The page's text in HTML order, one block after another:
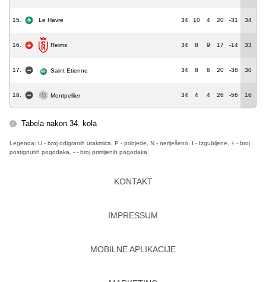
15. Le Havre 34 10 4 20 -31 34
16. Reims 34 8 9 17 -14 33
17. Saint Etienne 34 8 6 20 -38 30
18. Montpellier 34 4 4 26 -56 16
Tabela nakon 34. kola
Legenda: U - broj odigranih utakmica, P - pobjede, N - neriješeno, I - Izgubljene, + - broj
postignutih pogodaka, - - broj primljenih pogodaka.
KONTAKT
IMPRESSUM
MOBILNE APLIKACIJE